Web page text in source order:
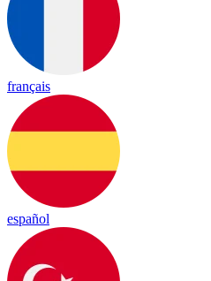
français
español